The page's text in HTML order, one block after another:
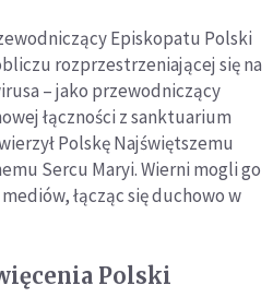
Episkopatu Polski
rozprzestrzeniającej się na
– jako przewodniczący
łączności z sanktuarium
Polskę Najświętszemu
Sercu Maryi. Wierni mogli go
łącząc się duchowo w
Polski